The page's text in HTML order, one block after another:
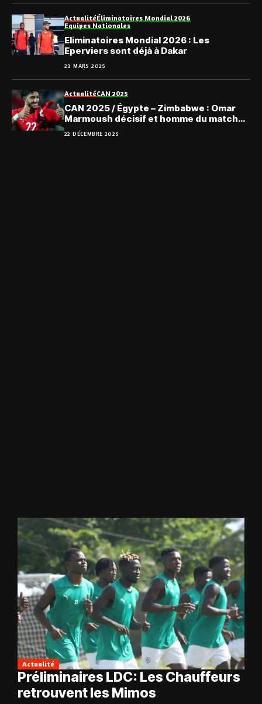
ActualitéÉliminatoires Mondial 2026
Equipes Nationales
Eliminatoires Mondial 2026 : Les
Eperviers sont déjà à Dakar
23 MARS 2025
ActualitéCAN 2025
CAN 2025 / Égypte – Zimbabwe : Omar
Marmoush décisif et homme du match
(Vidéo)
22 DÉCEMBRE 2025
Actualité
Préliminaires LDC: Les Chauffeurs
retrouvent les Mimos